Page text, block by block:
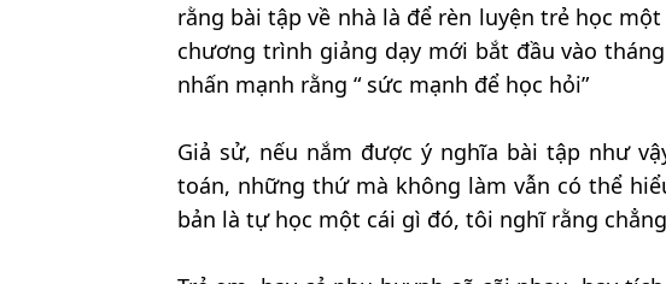
rằng bài tập về nhà là để rèn luyện trẻ học
chương trình giảng dạy mới bắt đầu vào
nhấn mạnh rằng “ sức mạnh để học hỏi”
Giả sử, nếu nắm được ý nghĩa bài tập như
toán, những thứ mà không làm vẫn có thể
bản là tự học một cái gì đó, tôi nghĩ rằng